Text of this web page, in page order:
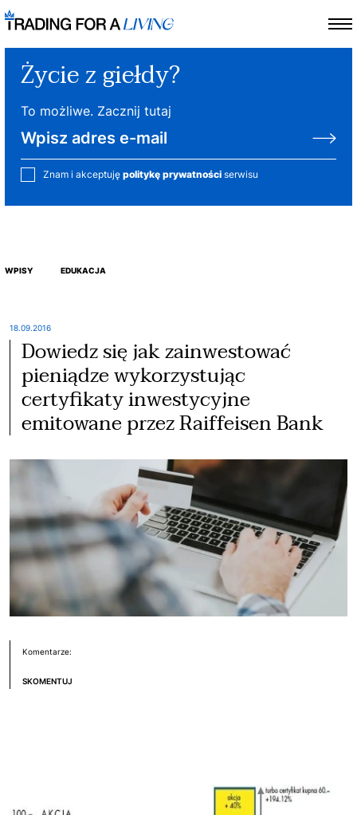
Życie z giełdy?
To możliwe. Zacznij tutaj
Znam i akceptuję politykę prywatności serwisu
WPISY EDUKACJA
18.09.2016
Dowiedz się jak zainwestować
pieniądze wykorzystując
certyfikaty inwestycyjne
emitowane przez Raiffeisen Bank
Komentarze:
SKOMENTUJ